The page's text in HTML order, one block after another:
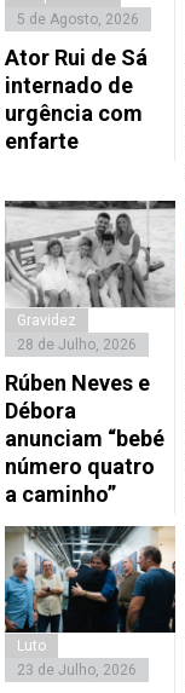
5 de Agosto, 2026
Ator Rui de Sá
internado de
urgência com
enfarte
Gravidez
28 de Julho, 2026
Rúben Neves e
Débora
anunciam “bebé
número quatro
a caminho”
Luto
23 de Julho, 2026